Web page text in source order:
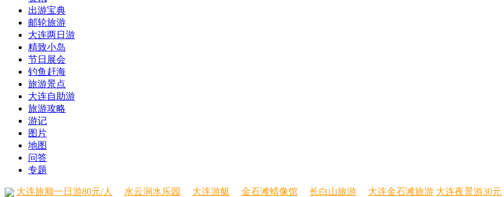
出游宝典
邮轮旅游
大连两日游
精致小岛
节日展会
钓鱼赶海
旅游景点
大连自助游
旅游攻略
游记
图片
地图
问答
专题
大连旅顺一日游80元/人 水云涧水乐园 大连游艇 金石滩蜡像馆 长白山旅游 大连金石滩旅游 大连夜景游30元